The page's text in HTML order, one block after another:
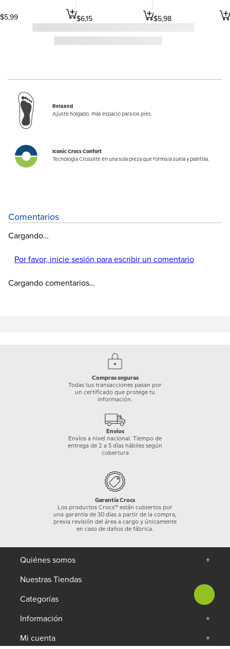
$5,99 $6,15 $5,98
Relaxed
Ajuste holgado, más espacio para los pies.
Iconic Crocs Confort
Tecnología Crosslite en una sola pieza que forma la suela y plantilla.
Comentarios
Cargando…
Por favor, inicie sesión para escribir un comentario
Cargando comentarios…
Compras seguras
Todas tus transacciones pasan por
un certificado que protege tu
información.
Envíos
Envíos a nivel nacional. Tiempo de
entrega de 2 a 5 días hábiles según
cobertura
Garantía Crocs
Los productos Crocs™ están cubiertos por
una garantía de 30 días a partir de la compra,
previa revisión del área a cargo y únicamente
en caso de daños de fábrica.
Quiénes somos
+
Nuestras Tiendas
Categorías
Información
+
Mi cuenta
+